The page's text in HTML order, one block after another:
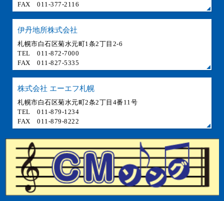
FAX 011-377-2116
伊丹地所株式会社
札幌市白石区菊水元町1条2丁目2-6
TEL 011-872-7000
FAX 011-827-5335
株式会社 エーエフ札幌
札幌市白石区菊水元町2条2丁目4番11号
TEL 011-879-1234
FAX 011-879-8222